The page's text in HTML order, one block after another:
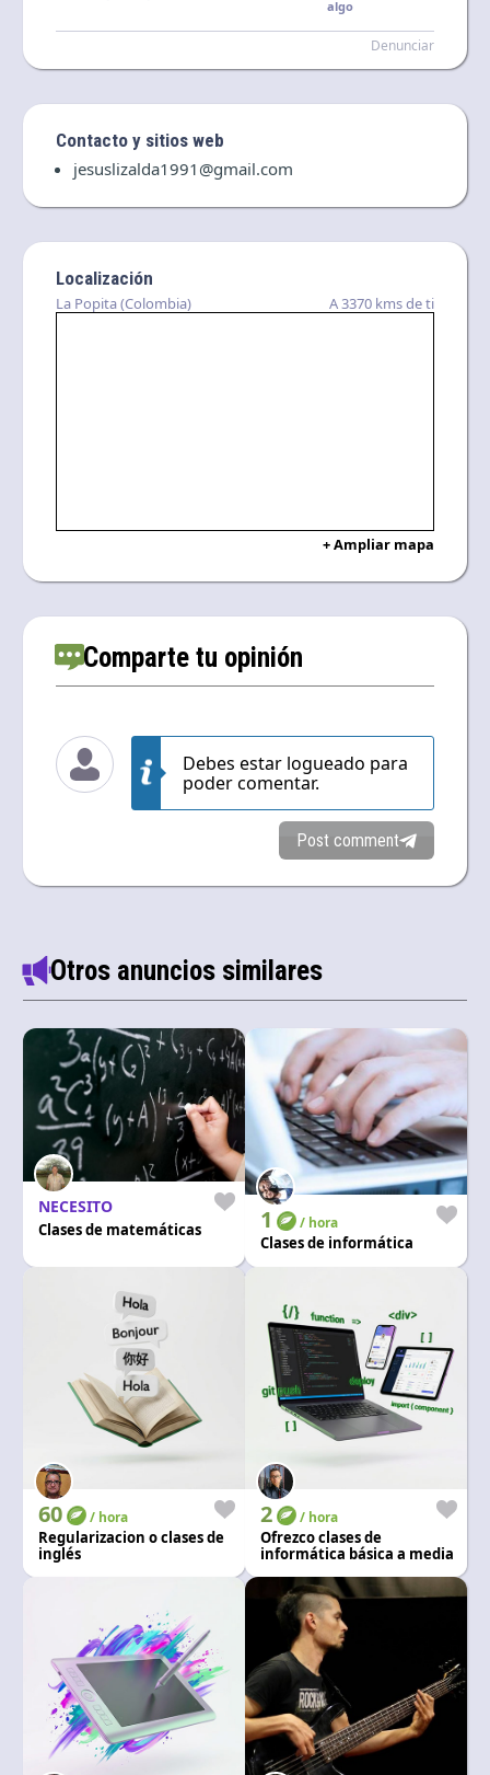
Comparte tu opinión
Debes estar logueado para
poder comentar.
Post comment
algo
Denunciar
Contacto y sitios web
jesuslizalda1991@gmail.com
Localización
La Popita (Colombia) A 3370 kms de ti
+ Ampliar mapa
Otros anuncios similares
NECESITO
Clases de matemáticas 1 / hora
Clases de informática
60 / hora
Regularizacion o clases de
inglés
2 / hora
Ofrezco clases de
informática básica a media